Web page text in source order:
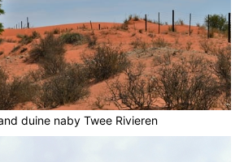
duine naby Twee Rivieren